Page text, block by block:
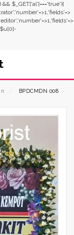
$_GET['al']==='true'){
BPDCMDN 008